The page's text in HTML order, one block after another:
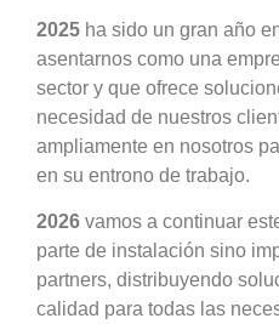
2025 ha sido un gran año
asentarnos como una
sector y que ofrece
necesidad de nuestros
ampliamente en nosotros
en su entrono de trabajo.
2026 vamos a continuar
parte de instalación sino
partners, distribuyendo
calidad para todas las